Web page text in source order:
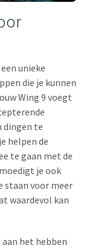
unieke
die je kunnen
Wing 9 voegt
dingen te
helpen de
te gaan met de
je ook
staan voor meer
waardevol kan
het hebben